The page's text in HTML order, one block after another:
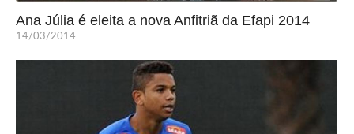
Ana Júlia é eleita a nova Anfitriã da Efapi 2014
14/03/2014